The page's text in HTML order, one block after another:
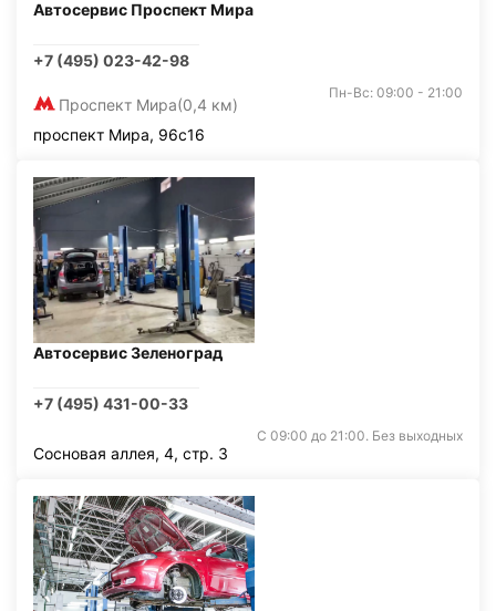
Автосервис Проспект Мира
+7 (495) 023-42-98
Проспект Мира(0,4 км)
Пн-Вс: 09:00 - 21:00
проспект Мира, 96с16
Автосервис Зеленоград
+7 (495) 431-00-33
С 09:00 до 21:00. Без выходных
Сосновая аллея, 4, стр. 3